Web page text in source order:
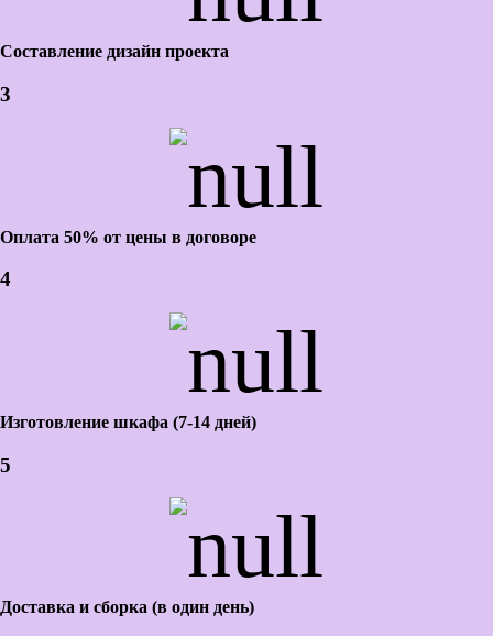
Составление дизайн проекта
3
Оплата 50% от цены в договоре
4
Изготовление шкафа (7-14 дней)
5
Доставка и сборка (в один день)